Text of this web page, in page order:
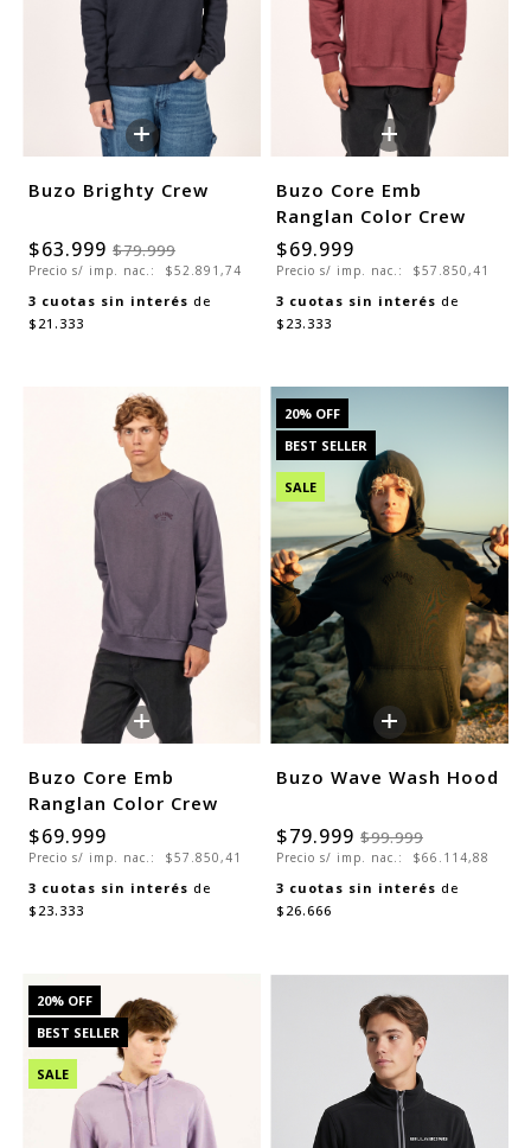
+
Buzo Brighty Crew
$63.999 $79.999
Precio s/ imp. nac.: $52.891,74
3 cuotas sin interés de
$21.333
+
Buzo Core Emb
Ranglan Color Crew
$69.999
Precio s/ imp. nac.: $57.850,41
3 cuotas sin interés de
$23.333
+
Buzo Core Emb
Ranglan Color Crew
$69.999
Precio s/ imp. nac.: $57.850,41
3 cuotas sin interés de
$23.333
20% OFF
BEST SELLER
SALE
+
Buzo Wave Wash Hood
$79.999 $99.999
Precio s/ imp. nac.: $66.114,88
3 cuotas sin interés de
$26.666
20% OFF
BEST SELLER
SALE